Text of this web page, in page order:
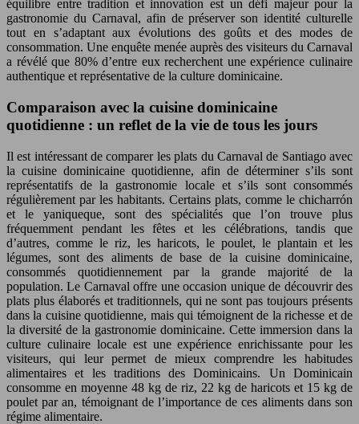
équilibre entre tradition et innovation est un défi majeur pour la
gastronomie du Carnaval, afin de préserver son identité culturelle
tout en s’adaptant aux évolutions des goûts et des modes de
consommation. Une enquête menée auprès des visiteurs du Carnaval
a révélé que 80% d’entre eux recherchent une expérience culinaire
authentique et représentative de la culture dominicaine.
Comparaison avec la cuisine dominicaine
quotidienne : un reflet de la vie de tous les jours
Il est intéressant de comparer les plats du Carnaval de Santiago avec
la cuisine dominicaine quotidienne, afin de déterminer s’ils sont
représentatifs de la gastronomie locale et s’ils sont consommés
régulièrement par les habitants. Certains plats, comme le chicharrón
et le yaniqueque, sont des spécialités que l’on trouve plus
fréquemment pendant les fêtes et les célébrations, tandis que
d’autres, comme le riz, les haricots, le poulet, le plantain et les
légumes, sont des aliments de base de la cuisine dominicaine,
consommés quotidiennement par la grande majorité de la
population. Le Carnaval offre une occasion unique de découvrir des
plats plus élaborés et traditionnels, qui ne sont pas toujours présents
dans la cuisine quotidienne, mais qui témoignent de la richesse et de
la diversité de la gastronomie dominicaine. Cette immersion dans la
culture culinaire locale est une expérience enrichissante pour les
visiteurs, qui leur permet de mieux comprendre les habitudes
alimentaires et les traditions des Dominicains. Un Dominicain
consomme en moyenne 48 kg de riz, 22 kg de haricots et 15 kg de
poulet par an, témoignant de l’importance de ces aliments dans son
régime alimentaire.